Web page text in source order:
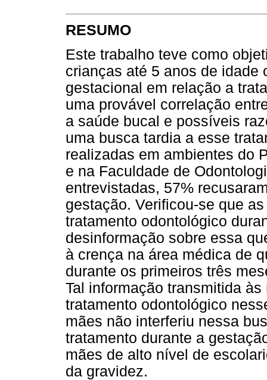
RESUMO
Este trabalho teve como
crianças até 5 anos de idade
gestacional em relação a
uma provável correlação
a saúde bucal e possíveis
uma busca tardia a esse
realizadas em ambientes do
e na Faculdade de
entrevistadas, 57%
gestação. Verificou-se que
tratamento odontológico
desinformação sobre essa
à crença na área médica de
durante os primeiros três
Tal informação transmitida
tratamento odontológico
mães não interferiu nessa
tratamento durante a
mães de alto nível de
da gravidez.